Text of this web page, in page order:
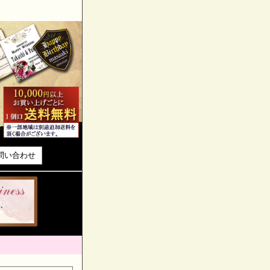
い合わせ